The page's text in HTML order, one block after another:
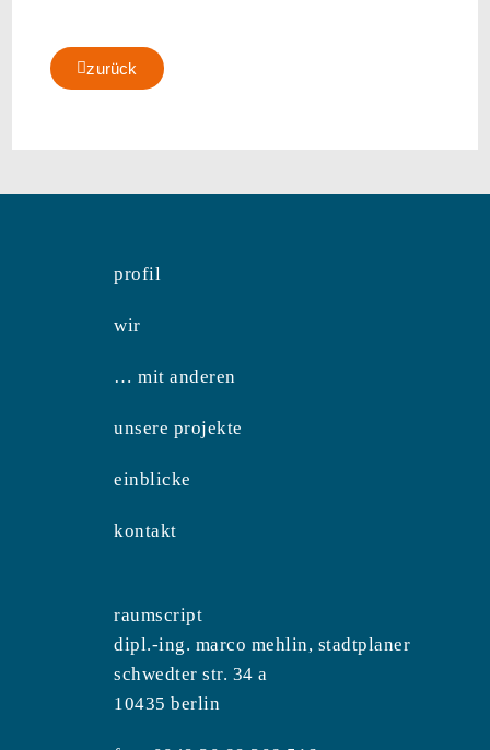
zurück
profil
wir
… mit anderen
unsere projekte
einblicke
kontakt
raumscript
dipl.-ing. marco mehlin, stadtplaner
schwedter str. 34 a
10435 berlin